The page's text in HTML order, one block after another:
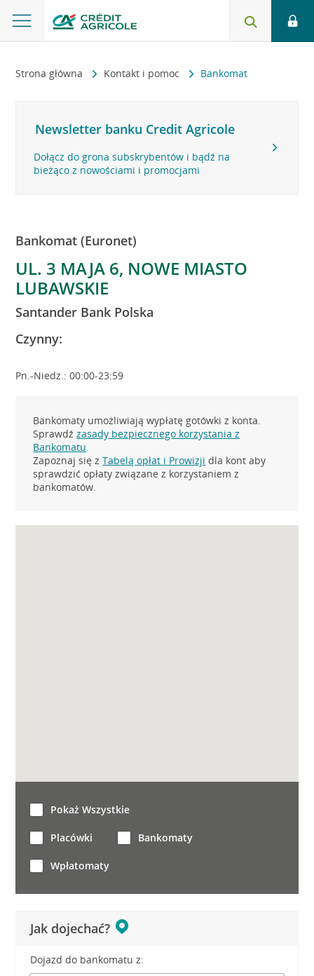
Strona główna Kontakt i pomoc Bankomat
Newsletter banku Credit Agricole
Dołącz do grona subskrybentów i bądź na
bieżąco z nowościami i promocjami
Bankomat (Euronet)
UL. 3 MAJA 6, NOWE MIASTO
LUBAWSKIE
Santander Bank Polska
Czynny:
Pn.-Niedz.: 00:00-23:59
Bankomaty umożliwiają wypłatę gotówki z konta.
Sprawdźzasady bezpiecznego korzystania z
Bankomatu.
Zapoznaj się zTabelą opłat i Prowizji dla kont aby
sprawdzić opłaty związane z korzystaniem z
bankomatów.
Jak dojechać?
Dojazd do bankomatu z:
Pokaż Wszystkie
Placówki Bankomaty
Wpłatomaty